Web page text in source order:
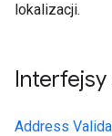
lokalizacji.
Interfejsy
Address